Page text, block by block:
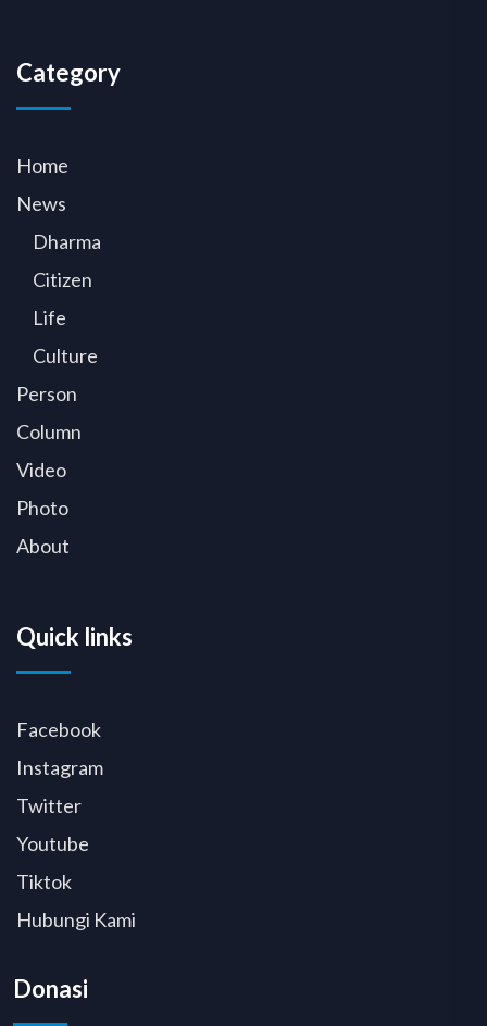
Category
Home
News
Dharma
Citizen
Life
Culture
Person
Column
Video
Photo
About
Quick links
Facebook
Instagram
Twitter
Youtube
Tiktok
Hubungi Kami
Donasi